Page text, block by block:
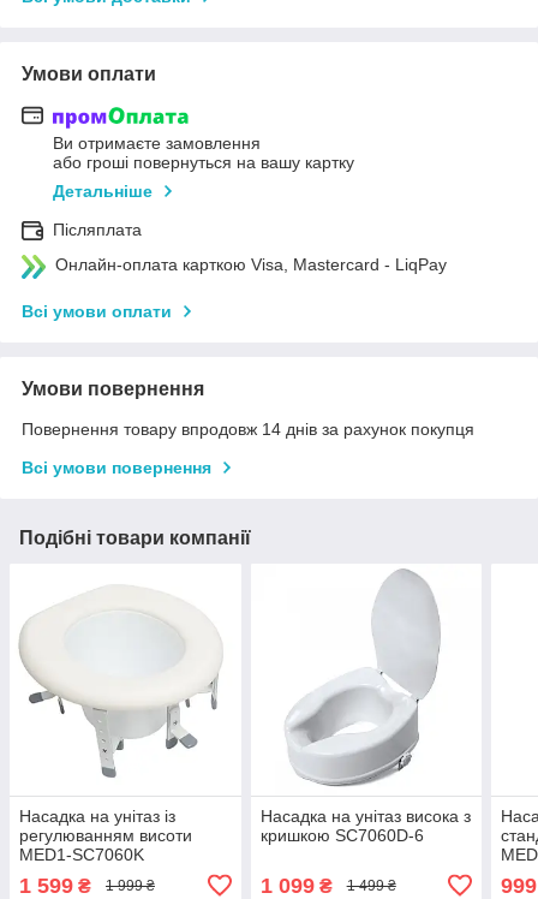
Умови оплати
Ви отримаєте замовлення
або гроші повернуться на вашу картку
Детальніше
Післяплата
Онлайн-оплата карткою Visa, Mastercard - LiqPay
Всі умови оплати
Умови повернення
Повернення товару впродовж 14 днів за рахунок покупця
Всі умови повернення
Подібні товари компанії
Насадка на унітаз із
регулюванням висоти
MED1-SC7060K
1 599 ₴ 1 999 ₴
Насадка на унітаз висока з
кришкою SC7060D-6
1 099₴ 1 499 ₴ 999